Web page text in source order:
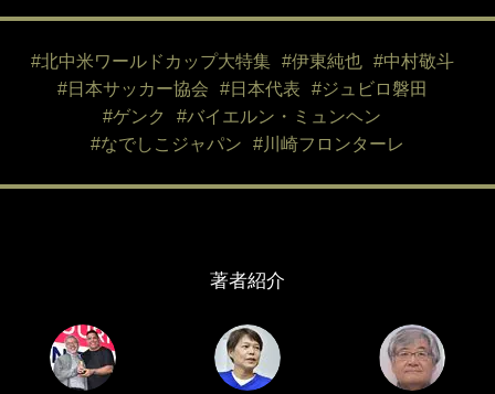
#北中米ワールドカップ大特集 #伊東純也
#中村敬斗
#日本サッカー協会
#日本代表
#ジュビロ磐田
#ゲンク
#バイエルン・ミュンヘン
#なでしこジャパン
#川崎フロンターレ
著者紹介